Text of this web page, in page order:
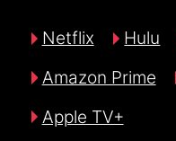
Netflix Hulu
Amazon Prime
Apple TV+